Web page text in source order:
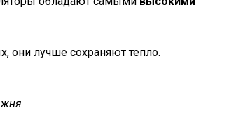
они лучше сохраняют тепло.